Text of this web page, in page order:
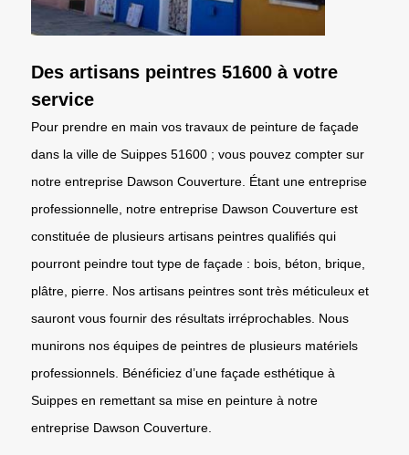
Des artisans peintres 51600 à votre
service
Pour prendre en main vos travaux de peinture de façade
dans la ville de Suippes 51600 ; vous pouvez compter sur
notre entreprise Dawson Couverture. Étant une entreprise
professionnelle, notre entreprise Dawson Couverture est
constituée de plusieurs artisans peintres qualifiés qui
pourront peindre tout type de façade : bois, béton, brique,
plâtre, pierre. Nos artisans peintres sont très méticuleux et
sauront vous fournir des résultats irréprochables. Nous
munirons nos équipes de peintres de plusieurs matériels
professionnels. Bénéficiez d’une façade esthétique à
Suippes en remettant sa mise en peinture à notre
entreprise Dawson Couverture.